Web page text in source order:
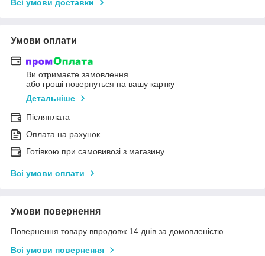
Всі умови доставки
Умови оплати
Ви отримаєте замовлення
або гроші повернуться на вашу картку
Детальніше
Післяплата
Оплата на рахунок
Готівкою при самовивозі з магазину
Всі умови оплати
Умови повернення
Повернення товару впродовж 14 днів за домовленістю
Всі умови повернення